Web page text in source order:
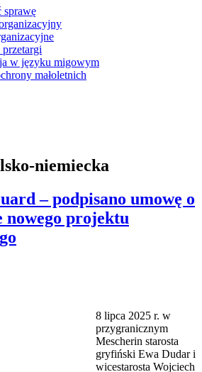
sprawę
przetargi
w języku migowym
małoletnich
niemiecka
– podpisano umowę o
nowego projektu
8 lipca 2025 r. w
przygranicznym
Mescherin starosta
gryfiński Ewa Dudar i
wicestarosta Wojciech